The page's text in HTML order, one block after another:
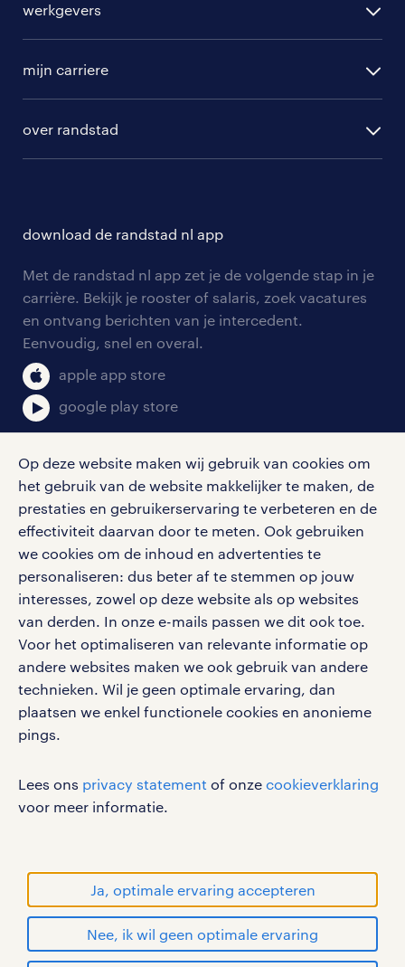
Op deze website maken wij gebruik van cookies om
het gebruik van de website makkelijker te maken, de
prestaties en gebruikerservaring te verbeteren en de
effectiviteit daarvan door te meten. Ook gebruiken
we cookies om de inhoud en advertenties te
personaliseren: dus beter af te stemmen op jouw
interesses, zowel op deze website als op websites
van derden. In onze e-mails passen we dit ook toe.
Voor het optimaliseren van relevante informatie op
andere websites maken we ook gebruik van andere
technieken. Wil je geen optimale ervaring, dan
plaatsen we enkel functionele cookies en anonieme
pings.
Lees ons privacy statement of onze cookieverklaring
voor meer informatie.
Ja, optimale ervaring accepteren
Nee, ik wil geen optimale ervaring
randstad professional
werkgevers
hr-diensten
tarieven
personeel gezocht
aanmelden nieuwsbrief
mijn carriere
solliciteren
blogs en artikelen
salarischecker
bruto-netto calculator
over randstad
onze vestigingen
pers
download de randstad nl app
Met de randstad nl app zet je de volgende stap in je
carrière. Bekijk je rooster of salaris, zoek vacatures
en ontvang berichten van je intercedent.
Eenvoudig, snel en overal.
apple app store
google play store
social media
Volg ons voor de leukste content omtrent
vacatures, solliciteren en inspiratie.
werken bij randstad
gebruikersvoorwaarden
privacystatement
cookies
handelsmerken van Randstad N.V.
© Randstad 2026